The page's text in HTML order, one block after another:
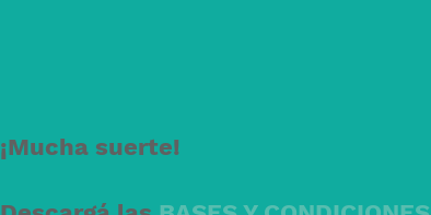
¡Mucha suerte!